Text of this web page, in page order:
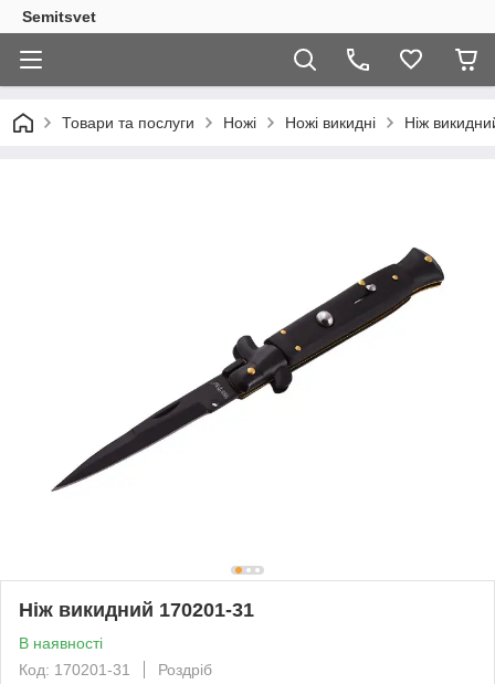
Semitsvet
Товари та послуги Ножі Ножі викидні Ніж
Ніж викидний 170201-31
В наявності
Код: 170201-31
Роздріб